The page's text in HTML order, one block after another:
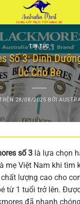
TIN TỨC
Số 3: Dinh
Úc Cho Bé
28/08/2025 BỞI
số 3 là lựa chọn
mẹ Việt Nam khi tìm
lượng cao cho
từ 1 tuổi trở lên.
đã nhanh